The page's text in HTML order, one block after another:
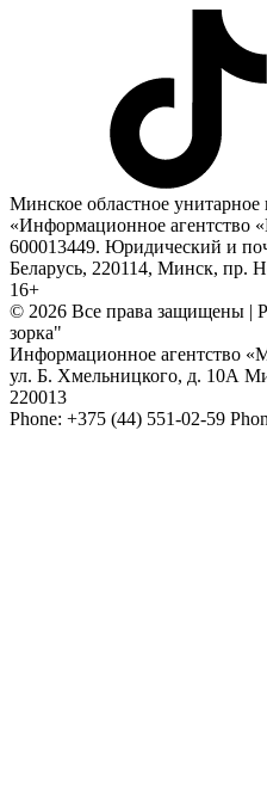
Минское областное унитарное
«Информационное агентство
600013449. Юридический и
Беларусь, 220114, Минск, пр.
16+
© 2026 Все права защищены |
зорка"
Информационное агентство
ул. Б. Хмельницкого, д. 10А
220013
Phone: +375 (44) 551-02-59